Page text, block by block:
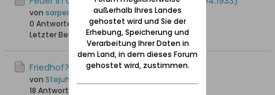
von sarpei
0 Antworten
2.496 Hits0 Likes
Letzter Beitrag
14.03.2024, 16:58
Friedhof?
von Stejuhn
18 Antworten
außerhalb Ihres Landes
gehostet wird und Sie der
Erhebung, Speicherung und
Verarbeitung Ihrer Daten in
dem Land, in dem dieses Forum
gehostet wird, zustimmen.